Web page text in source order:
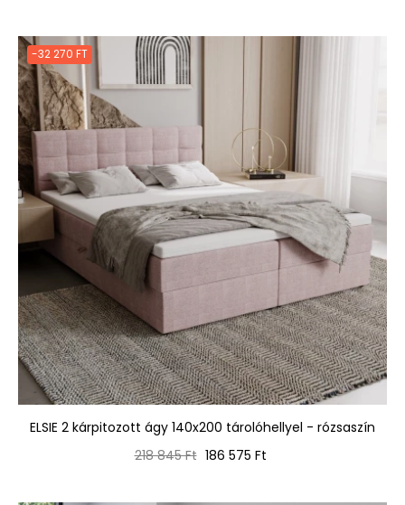
-32 270 FT
ELSIE 2 kárpitozott ágy 140x200 tárolóhellyel - rózsaszín
Normál
218 845 Ft Ár
186 575 Ft